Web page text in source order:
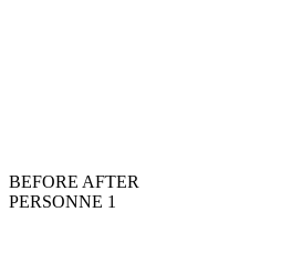
BEFORE AFTER
PERSONNE 1